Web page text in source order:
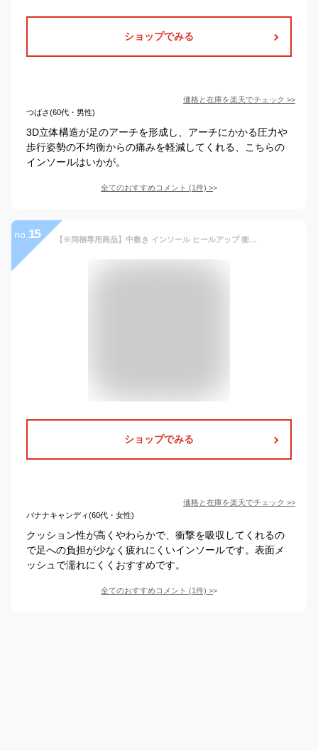
ショップでみる
価格と在庫を楽天でチェック >>
つばさ(60代・男性)
3D立体構造が足のアーチを形成し、アーチにかかる圧力や
歩行姿勢の不均衡からの痛みを軽減してくれる、こちらの
インソールはいかが。
全てのおすすめコメント (1件) >
no. 15 【※同梱専用商品】中敷き インソール ヒールアップ 衝撃 吸収 消臭 通気 低反発 クッション ブーツ スニーカー ランニング スポーツ ビジネス 柔らか 疲れにくい 立ち仕事 長靴 安全靴 身長アップ メンズ レディース 中敷 かかと 靴 靴ケア用品
ショップでみる
価格と在庫を楽天でチェック >>
バナナキャンディ(60代・女性)
クッション性が高くやわらかで、衝撃を吸収してくれるの
で足への負担が少なく疲れにくいインソールです。表面メ
ッシュで濡れにくくおすすめです。
全てのおすすめコメント (1件) >